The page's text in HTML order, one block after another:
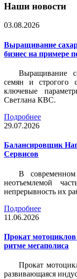
Наши новости
03.08.2026
Выращивание
бизнес на примере
Выращивание
семян и строгого
ключевые
Светлана КВС.
Подробнее
29.07.2026
Балансировщик
Сервисов
В
неотъемлемой
непрерывность их
Подробнее
11.06.2026
Прокат мотоциклов
ритме мегаполиса
Прокат
развивающаяся